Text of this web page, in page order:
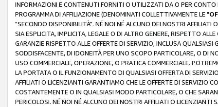
INFORMAZIONI E CONTENUTI FORNITI O UTILIZZATI DA O PER
PROGRAMMA DI AFFILIAZIONE (DENOMINATI COLLETTIVAMENTE LE "
"SECONDO DISPONIBILITÀ". NÉ NOI NÉ ALCUNO DEI NOSTRI
SIA ESPLICITA, IMPLICITA, LEGALE O DI ALTRO GENERE, RISPETTO
GARANZIE RISPETTO ALLE OFFERTE DI SERVIZIO, INCLUSA
SODDISFACENTE, DI IDONEITÀ PER UNO SCOPO PARTICOLARE, O DI
USO COMMERCIALE, OPERAZIONE, O PRATICA COMMERCIALE.
LA PORTATA O IL FUNZIONAMENTO DI QUALSIASI OFFERTA DI
AFFILIATI O LICENZIANTI GARANTIAMO CHE LE OFFERTE DI SERVIZIO
COSTANTEMENTE O IN QUALSIASI MODO PARTICOLARE, O CHE
PERICOLOSI. NÉ NOI NÉ ALCUNO DEI NOSTRI AFFILIATI O LICENZIANTI